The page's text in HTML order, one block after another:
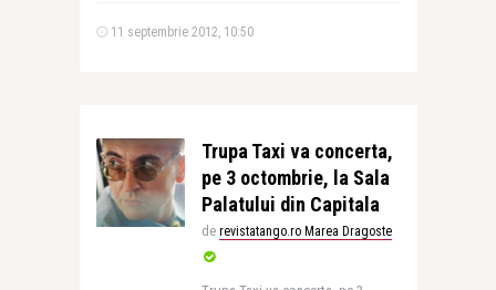
11 septembrie 2012, 10:50
Trupa Taxi va concerta,
pe 3 octombrie, la Sala
Palatului din Capitala
de revistatango.ro Marea Dragoste